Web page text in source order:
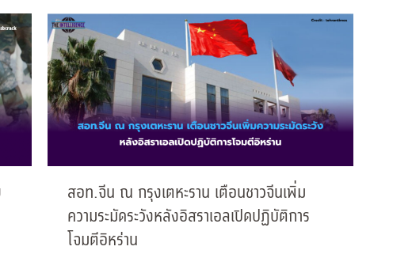
สอท.จีน ณ กรุงเตหะราน เตือนชาวจีนเพิ่ม
ความระมัดระวังหลังอิสราเอลเปิดปฏิบัติการ
โจมตีอิหร่าน